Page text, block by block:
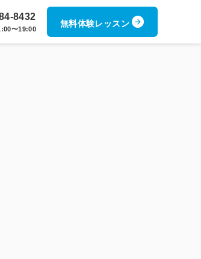
8432
〜19:00
無料体験レッスン